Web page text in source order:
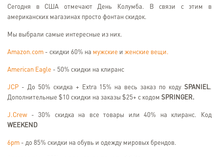
Сегодня в США отмечают День Колумба. В связи с этим в
американских магазинах просто фонтан скидок.
Мы выбрали самые интересные из них.
Amazon.com - скидки 60% на мужские и женские вещи.
American Eagle - 50% скидки на клиранс
JCP - До 50% скидка + Extra 15% на весь заказ по коду SPANIEL.
Дополнительные $10 скидки на заказы $25+ с кодом SPRINGER.
J.Crew
- 30% скидка на все товары или 40% на клиранс. Код
WEEKEND
6pm - до 85% скидки на обувь и одежду мировых брендов.